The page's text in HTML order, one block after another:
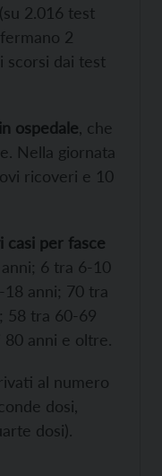
2.016 test
2
scorsi dai test
ospedale , che
Nella giornata
ricoveri e 10
casi per fasce
6 tra 6-10
anni; 70 tra
58 tra 60-69
anni e oltre.
al numero
dosi,
dosi).